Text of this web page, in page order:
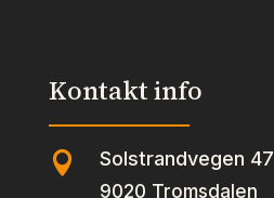
Kontakt info
 Solstrandvegen 47
9020 Tromsdalen